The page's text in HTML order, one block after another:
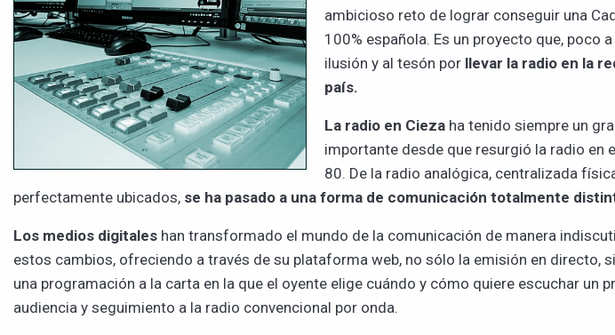
ambicioso reto de lograr conseguir una
100% española. Es un proyecto que, poco
ilusión y al tesón por llevar la radio en la
país.
La radio en Cieza ha tenido siempre un
importante desde que resurgió la radio en
80. De la radio analógica, centralizada
perfectamente ubicados, se ha pasado a una forma de comunicación totalmente
Los medios digitales han transformado el mundo de la comunicación de manera
estos cambios, ofreciendo a través de su plataforma web, no sólo la emisión en directo,
una programación a la carta en la que el oyente elige cuándo y cómo quiere escuchar un
audiencia y seguimiento a la radio convencional por onda.